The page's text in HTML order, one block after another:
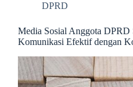
DPRD
Media Sosial Anggota DPRD
Komunikasi Efektif dengan